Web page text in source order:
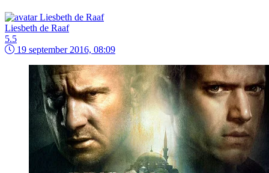
Liesbeth de Raaf
5.5
19 september 2016, 08:09